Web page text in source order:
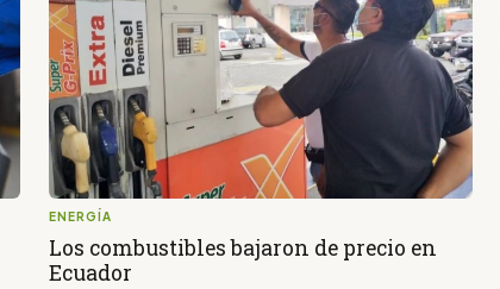
ENERGÍA
Los combustibles bajaron de precio en
Ecuador